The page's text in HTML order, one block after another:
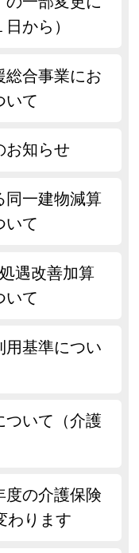
から）
総合事業にお
いて
お知らせ
同一建物減算
いて
遇改善加算
いて
用基準につい
ついて（介護
度の介護保険
わります